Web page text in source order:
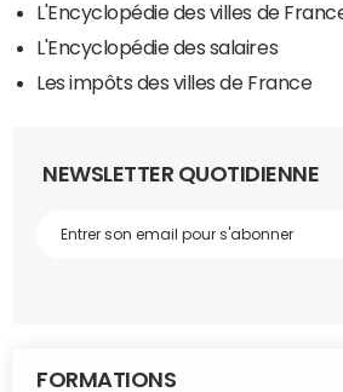
L'Encyclopédie des villes de
L'Encyclopédie des salaires
Les impôts des villes de France
NEWSLETTER QUOTIDIENNE
FORMATIONS